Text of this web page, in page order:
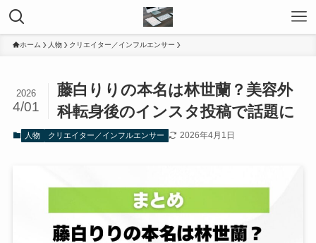
ホーム 人物 クリエイター／インフルエンサー
藤白りりの本名は林世蘭？美容外
科転身後のインスタ投稿で話題に
2026
4/01
人物 クリエイター／インフルエンサー 2026年4月1日